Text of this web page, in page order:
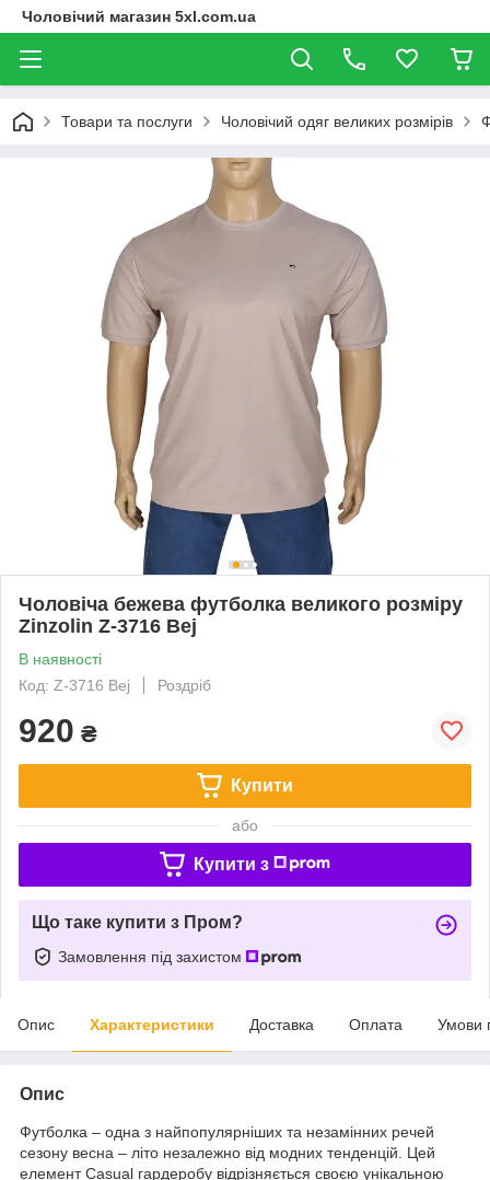
Чоловічий магазин 5xl.com.ua
Товари та послуги Чоловічий одяг великих розмірів
Чоловіча бежева футболка великого розміру
Zinzolin Z-3716 Bej
В наявності
Код: Z-3716 Bej
Роздріб
920 ₴
Купити
або
Купити з
Що таке купити з Пром?
Замовлення під захистом
Опис Характеристики Доставка Оплата Умови
Опис
Футболка – одна з найпопулярніших та незамінних речей
сезону весна – літо незалежно від модних тенденцій. Цей
елемент Casual гардеробу відрізняється своєю унікальною